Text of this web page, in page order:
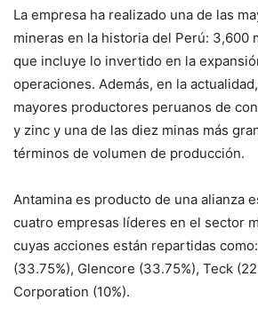
La empresa ha realizado una de las
mineras en la historia del Perú: 3,600
que incluye lo invertido en la
operaciones. Además, en la
mayores productores peruanos de
y zinc y una de las diez minas más
términos de volumen de producción.
Antamina es producto de una alianza
cuatro empresas líderes en el sector
cuyas acciones están repartidas
(33.75%), Glencore (33.75%), Teck
Corporation (10%).